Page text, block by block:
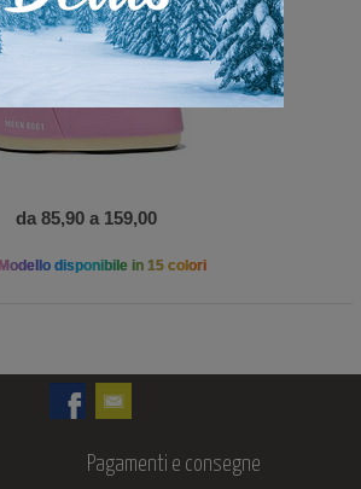
da 85,90 a 159,00
Modello disponibile in 15 colori
Pagamenti e consegne